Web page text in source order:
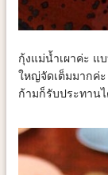
กุ้งแม่น้ำเผาค่ะ แ
ใหญ่จัดเต็มมากค่ะ
ก้ามก็รับประทาน